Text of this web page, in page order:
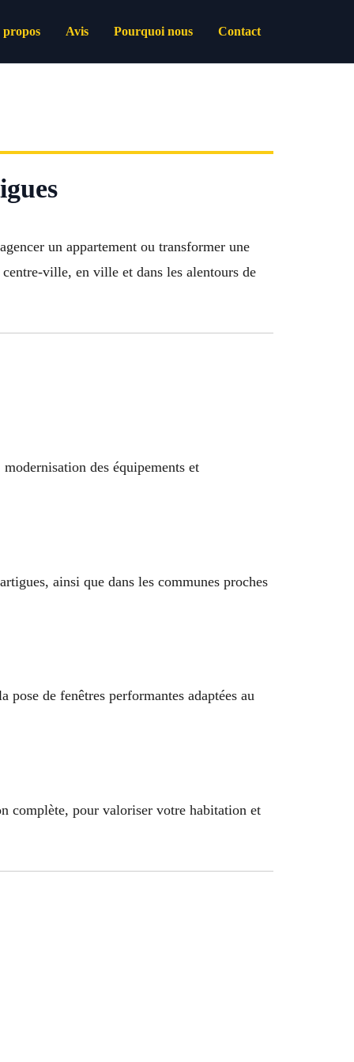
propos Avis Pourquoi nous Contact
un appartement ou transformer une
ville, en ville et dans les alentours de
des équipements et
ainsi que dans les communes proches
de fenêtres performantes adaptées au
complète, pour valoriser votre habitation et